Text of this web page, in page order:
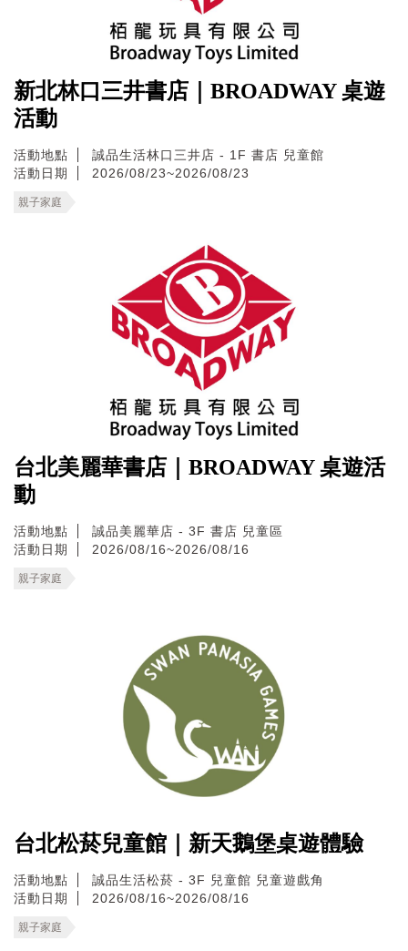
新北林口三井書店｜BROADWAY 桌遊
活動
活動地點
誠品生活林口三井店 - 1F 書店 兒童館
活動日期
2026/08/23~2026/08/23
親子家庭
台北美麗華書店｜BROADWAY 桌遊活
動
活動地點
誠品美麗華店 - 3F 書店 兒童區
活動日期
2026/08/16~2026/08/16
親子家庭
台北松菸兒童館｜新天鵝堡桌遊體驗
活動地點
誠品生活松菸 - 3F 兒童館 兒童遊戲角
活動日期
2026/08/16~2026/08/16
親子家庭